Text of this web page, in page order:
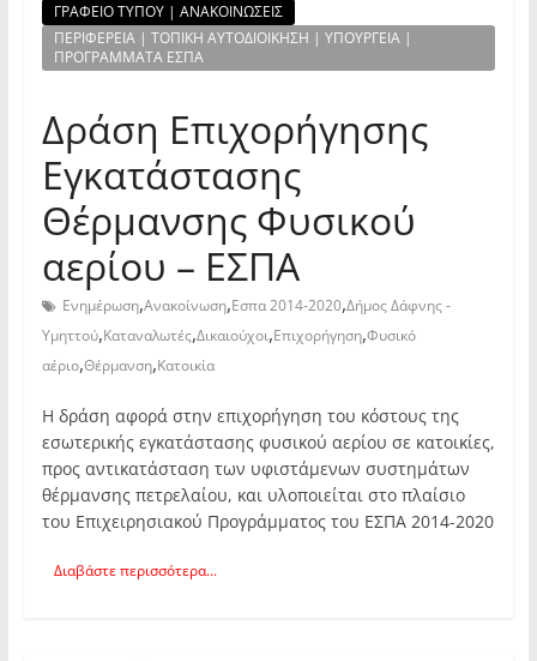
ΓΡΑΦΕΙΟ ΤΥΠΟΥ | ΑΝΑΚΟΙΝΩΣΕΙΣ
ΠΕΡΙΦΕΡΕΙΑ | ΤΟΠΙΚΗ ΑΥΤΟΔΙΟΙΚΗΣΗ | ΥΠΟΥΡΓΕΙΑ |
ΠΡΟΓΡΑΜΜΑΤΑ ΕΣΠΑ
Δράση Επιχορήγησης
Εγκατάστασης
Θέρμανσης Φυσικού
αερίου – ΕΣΠΑ
Ενημέρωση,Ανακοίνωση,Εσπα 2014-2020,Δήμος Δάφνης -
Υμηττού,Καταναλωτές,Δικαιούχοι,Επιχορήγηση,Φυσικό
αέριο,Θέρμανση,Κατοικία
Η δράση αφορά στην επιχορήγηση του κόστους της
εσωτερικής εγκατάστασης φυσικού αερίου σε κατοικίες,
προς αντικατάσταση των υφιστάμενων συστημάτων
θέρμανσης πετρελαίου, και υλοποιείται στο πλαίσιο
του Επιχειρησιακού Προγράμματος του ΕΣΠΑ 2014-2020
Διαβάστε περισσότερα...